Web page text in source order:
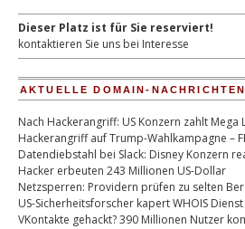
Dieser Platz ist für Sie reserviert!
kontaktieren Sie uns bei Interesse
AKTUELLE DOMAIN-
Nach Hackerangriff: US Konzern zahlt Mega
Hackerangriff auf Trump-Wahlkampagne –
Datendiebstahl bei Slack: Disney Konzern
Hacker erbeuten 243 Millionen US-Dollar
Netzsperren: Providern prüfen zu selten
US-Sicherheitsforscher kapert WHOIS Dienst
VKontakte gehackt? 390 Millionen Nutzer